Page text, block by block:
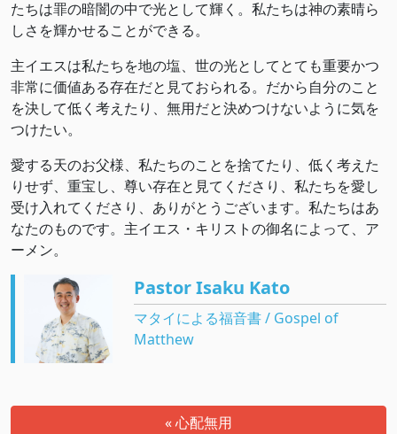
たちは罪の暗闇の中で光として輝く。私たちは神の素晴ら
しさを輝かせることができる。
主イエスは私たちを地の塩、世の光としてとても重要かつ
非常に価値ある存在だと見ておられる。だから自分のこと
を決して低く考えたり、無用だと決めつけないように気を
つけたい。
愛する天のお父様、私たちのことを捨てたり、低く考えた
りせず、重宝し、尊い存在と見てくださり、私たちを愛し
受け入れてくださり、ありがとうございます。私たちはあ
なたのものです。主イエス・キリストの御名によって、ア
ーメン。
Pastor Isaku Kato
マタイによる福音書 / Gospel of
Matthew
« 心配無用